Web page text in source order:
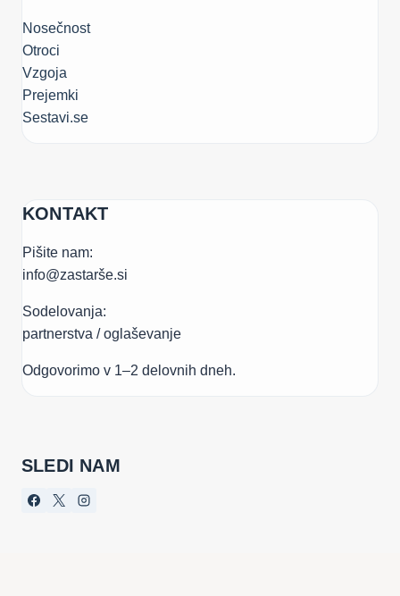
Nosečnost
Otroci
Vzgoja
Prejemki
Sestavi.se
KONTAKT
Pišite nam:
info@zastarše.si
Sodelovanja:
partnerstva / oglaševanje
Odgovorimo v 1–2 delovnih dneh.
SLEDI NAM